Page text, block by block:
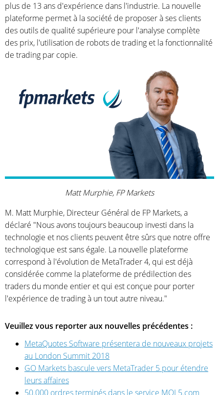
plus de 13 ans d'expérience dans l'industrie. La nouvelle
plateforme permet à la société de proposer à ses clients
des outils de qualité supérieure pour l'analyse complète
des prix, l'utilisation de robots de trading et la fonctionnalité
de trading par copie.
Matt Murphie, FP Markets
M. Matt Murphie, Directeur Général de FP Markets, a
déclaré "Nous avons toujours beaucoup investi dans la
technologie et nos clients peuvent être sûrs que notre offre
technologique est sans égale. La nouvelle plateforme
correspond à l'évolution de MetaTrader 4, qui est déjà
considérée comme la plateforme de prédilection des
traders du monde entier et qui est conçue pour porter
l'expérience de trading à un tout autre niveau."
Veuillez vous reporter aux nouvelles précédentes :
MetaQuotes Software présentera de nouveaux projets
au London Summit 2018
GO Markets bascule vers MetaTrader 5 pour étendre
leurs affaires
50.000 ordres terminés dans le service MQL5.com